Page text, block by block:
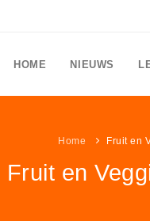
HOME NIEUWS
Home Fruit en
Fruit en